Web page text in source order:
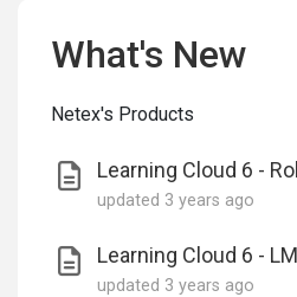
What's New
Netex's Products
Learning Cloud 6 -
updated 3 years ago
Learning Cloud 6 -
updated 3 years ago